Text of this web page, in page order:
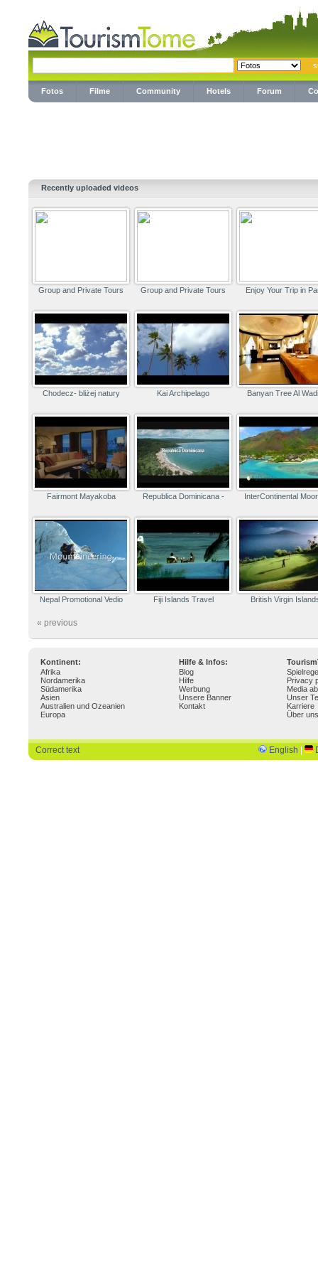
Fotos Filme Community Hotels Forum
Recently uploaded videos
Group and Private Tours Group and Private Tours Enjoy Your Trip in
Chodecz- bliżej natury Kai Archipelago Banyan Tree Al
Fairmont Mayakoba Republica Dominicana - InterContinental
Nepal Promotional Vedio Fiji Islands Travel British Virgin
« previous
Kontinent: Hilfe & Infos:
Afrika
Nordamerika
Südamerika
Asien
Australien und Ozeanien
Europa
Blog
Hilfe
Werbung
Unsere Banner
Kontakt
Privacy
Media
Unser
Karriere
Über uns
Correct text English